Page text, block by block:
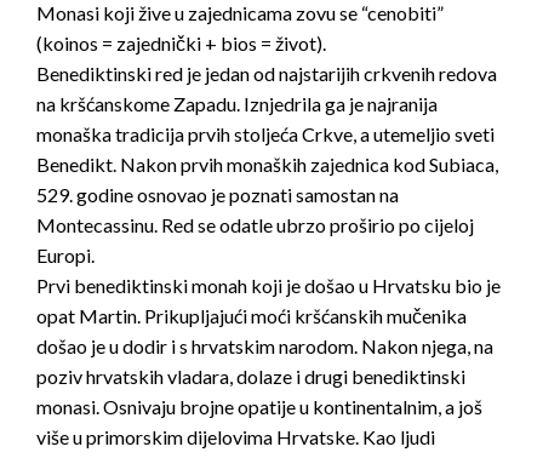
Monasi koji žive u zajednicama zovu se “cenobiti”
(koinos = zajednički + bios = život).
Benediktinski red je jedan od najstarijih crkvenih redova
na kršćanskome Zapadu. Iznjedrila ga je najranija
monaška tradicija prvih stoljeća Crkve, a utemeljio sveti
Benedikt. Nakon prvih monaških zajednica kod Subiaca,
529. godine osnovao je poznati samostan na
Montecassinu. Red se odatle ubrzo proširio po cijeloj
Europi.
Prvi benediktinski monah koji je došao u Hrvatsku bio je
opat Martin. Prikupljajući moći kršćanskih mučenika
došao je u dodir i s hrvatskim narodom. Nakon njega, na
poziv hrvatskih vladara, dolaze i drugi benediktinski
monasi. Osnivaju brojne opatije u kontinentalnim, a još
više u primorskim dijelovima Hrvatske. Kao ljudi